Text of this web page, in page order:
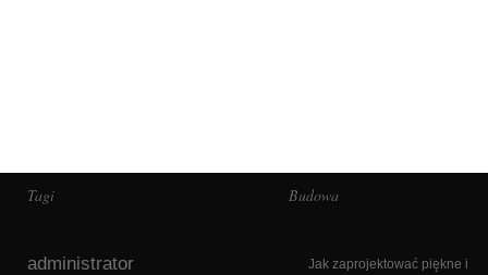
Tagi
administrator
Budowa
Jak zaprojektować piękne i